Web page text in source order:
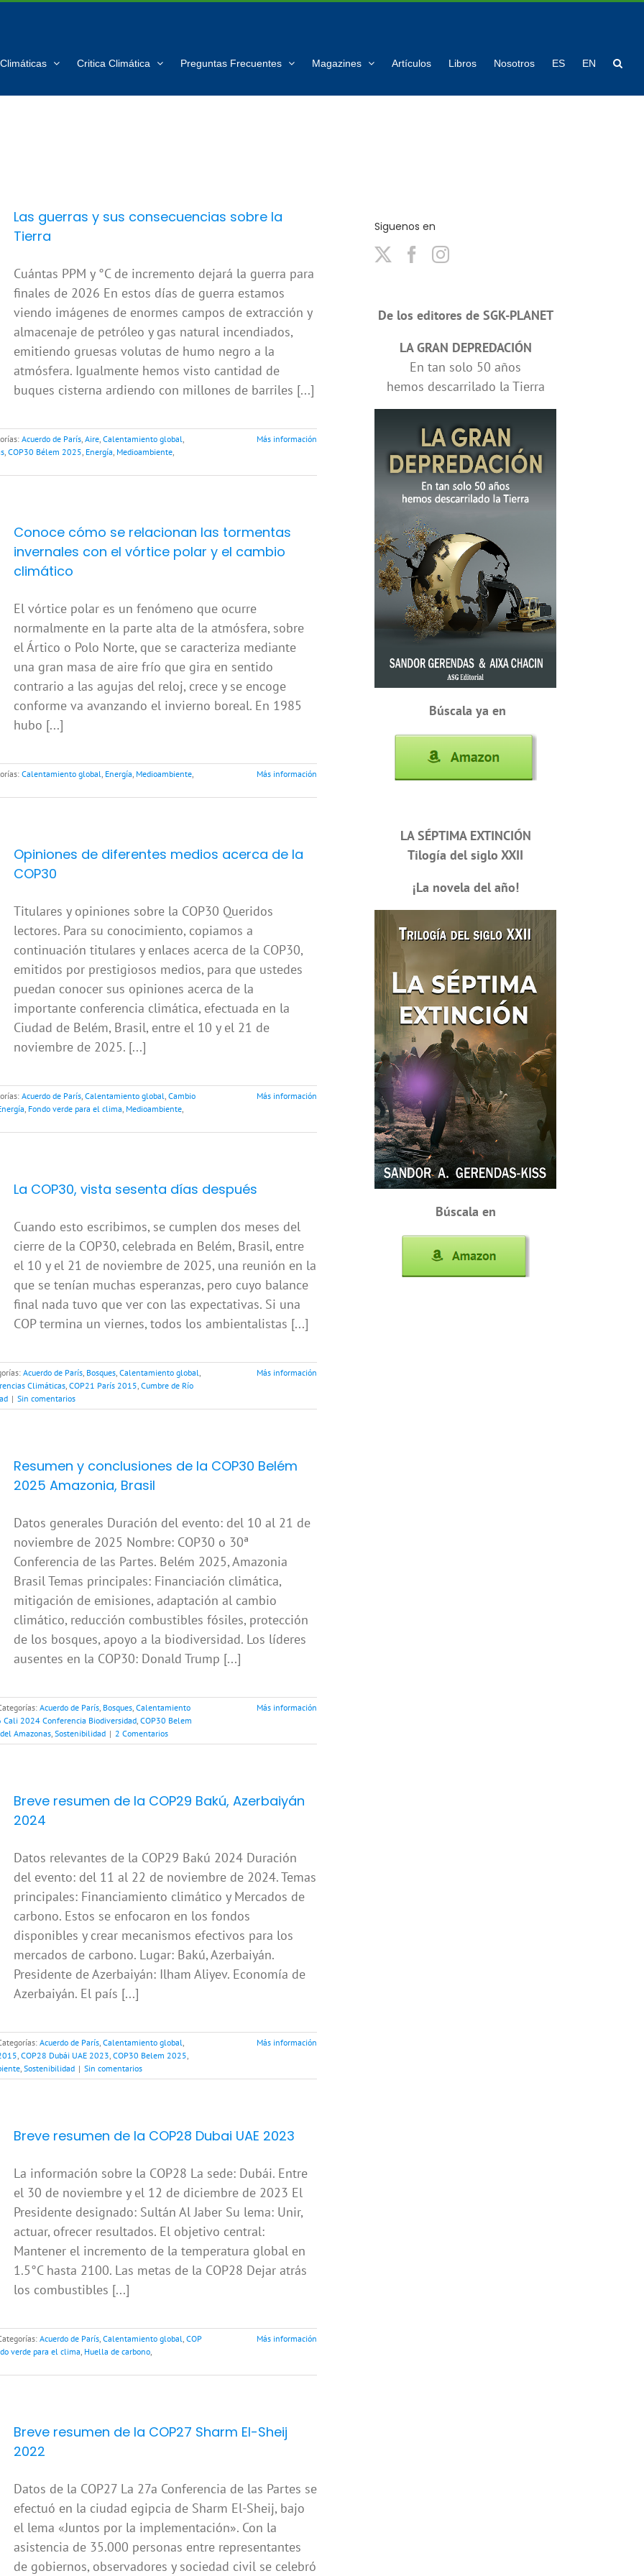
Critica Climática Preguntas Frecuentes Magazines Artículos Libros Nosotros ES EN
Las guerras y sus consecuencias sobre la
Tierra
Cuántas PPM y °C de incremento dejará la guerra para
finales de 2026 En estos días de guerra estamos
viendo imágenes de enormes campos de extracción y
almacenaje de petróleo y gas natural incendiados,
emitiendo gruesas volutas de humo negro a la
atmósfera. Igualmente hemos visto cantidad de
buques cisterna ardiendo con millones de barriles [...]
Acuerdo de París, Aire, Calentamiento global,
, COP30 Bélem 2025, Energía, Medioambiente,
Más información
Conoce cómo se relacionan las tormentas
invernales con el vórtice polar y el cambio
climático
El vórtice polar es un fenómeno que ocurre
normalmente en la parte alta de la atmósfera, sobre
el Ártico o Polo Norte, que se caracteriza mediante
una gran masa de aire frío que gira en sentido
contrario a las agujas del reloj, crece y se encoge
conforme va avanzando el invierno boreal. En 1985
hubo [...]
Calentamiento global, Energía, Medioambiente,
Más información
Opiniones de diferentes medios acerca de la
COP30
Titulares y opiniones sobre la COP30 Queridos
lectores. Para su conocimiento, copiamos a
continuación titulares y enlaces acerca de la COP30,
emitidos por prestigiosos medios, para que ustedes
puedan conocer sus opiniones acerca de la
importante conferencia climática, efectuada en la
Ciudad de Belém, Brasil, entre el 10 y el 21 de
noviembre de 2025. [...]
Acuerdo de París, Calentamiento global, Cambio
, Fondo verde para el clima, Medioambiente,
Más información
La COP30, vista sesenta días después
Cuando esto escribimos, se cumplen dos meses del
cierre de la COP30, celebrada en Belém, Brasil, entre
el 10 y el 21 de noviembre de 2025, una reunión en la
que se tenían muchas esperanzas, pero cuyo balance
final nada tuvo que ver con las expectativas. Si una
COP termina un viernes, todos los ambientalistas [...]
Acuerdo de París, Bosques, Calentamiento global,
Climáticas, COP21 París 2015, Cumbre de Río
| Sin comentarios
Más información
Resumen y conclusiones de la COP30 Belém
2025 Amazonia, Brasil
Datos generales Duración del evento: del 10 al 21 de
noviembre de 2025 Nombre: COP30 o 30ª
Conferencia de las Partes. Belém 2025, Amazonia
Brasil Temas principales: Financiación climática,
mitigación de emisiones, adaptación al cambio
climático, reducción combustibles fósiles, protección
de los bosques, apoyo a la biodiversidad. Los líderes
ausentes en la COP30: Donald Trump [...]
Acuerdo de París, Bosques, Calentamiento
Cali 2024 Conferencia Biodiversidad, COP30 Belem
Amazonas, Sostenibilidad | 2 Comentarios
Más información
Breve resumen de la COP29 Bakú, Azerbaiyán
2024
Datos relevantes de la COP29 Bakú 2024 Duración
del evento: del 11 al 22 de noviembre de 2024. Temas
principales: Financiamiento climático y Mercados de
carbono. Estos se enfocaron en los fondos
disponibles y crear mecanismos efectivos para los
mercados de carbono. Lugar: Bakú, Azerbaiyán.
Presidente de Azerbaiyán: Ilham Aliyev. Economía de
Azerbaiyán. El país [...]
Acuerdo de París, Calentamiento global,
, COP28 Dubái UAE 2023, COP30 Belem 2025,
, Sostenibilidad | Sin comentarios
Más información
Breve resumen de la COP28 Dubai UAE 2023
La información sobre la COP28 La sede: Dubái. Entre
el 30 de noviembre y el 12 de diciembre de 2023 El
Presidente designado: Sultán Al Jaber Su lema: Unir,
actuar, ofrecer resultados. El objetivo central:
Mantener el incremento de la temperatura global en
1.5°C hasta 2100. Las metas de la COP28 Dejar atrás
los combustibles [...]
Acuerdo de París, Calentamiento global, COP
verde para el clima, Huella de carbono,
Más información
Breve resumen de la COP27 Sharm El-Sheij
2022
Datos de la COP27 La 27a Conferencia de las Partes se
efectuó en la ciudad egipcia de Sharm El-Sheij, bajo
el lema «Juntos por la implementación». Con la
asistencia de 35.000 personas entre representantes
de gobiernos, observadores y sociedad civil se celebró
Siguenos en
De los editores de SGK-PLANET
LA GRAN DEPREDACIÓN
En tan solo 50 años
hemos descarrilado la Tierra
Búscala ya en
LA SÉPTIMA EXTINCIÓN
Tilogía del siglo XXII
¡La novela del año!
Búscala en